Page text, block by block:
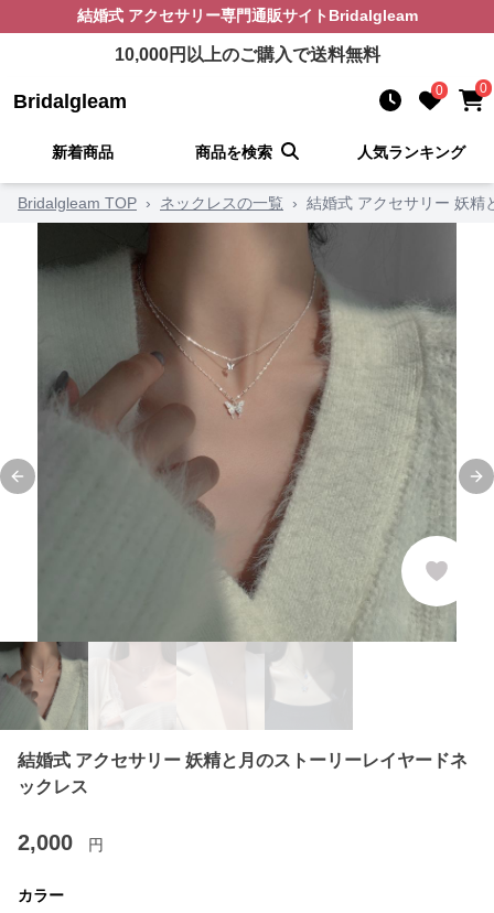
結婚式 アクセサリー専門通販サイト Bridalgleam
10,000円以上のご購入で送料無料
Bridalgleam 0 0
新着商品 商品を検索 人気ランキング
Bridalgleam TOP › ネックレスの一覧 › 結婚式 アクセサリー 妖精
Previous slide
結婚式 アクセサリー 妖精と月のストーリーレイヤードネ
ックレス
2,000 円
カラー